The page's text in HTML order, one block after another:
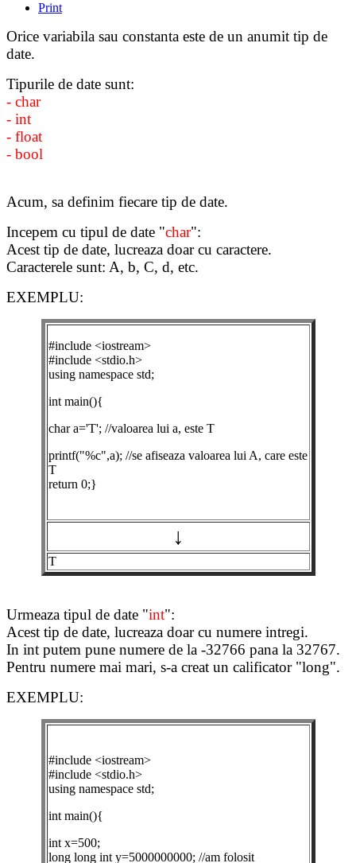
Print
Orice variabila sau constanta este de un anumit tip de
date.
Tipurile de date sunt:
- char
- int
- float
- bool
Acum, sa definim fiecare tip de date.
Incepem cu tipul de date "char":
Acest tip de date, lucreaza doar cu caractere.
Caracterele sunt: A, b, C, d, etc.
EXEMPLU:
#include <iostream>
#include <stdio.h>
using namespace std;
int main(){
char a='T'; //valoarea lui a, este T
printf("%c",a); //se afiseaza valoarea lui A, care este
T
return 0;}
↓
T
Urmeaza tipul de date "int":
Acest tip de date, lucreaza doar cu numere intregi.
In int putem pune numere de la -32766 pana la 32767.
Pentru numere mai mari, s-a creat un calificator "long".
EXEMPLU:
#include <iostream>
#include <stdio.h>
using namespace std;
int main(){
int x=500;
long long int y=5000000000; //am folosit